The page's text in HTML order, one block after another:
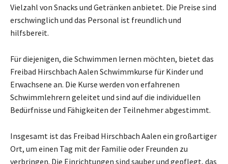
Vielzahl von Snacks und Getränken anbietet. Die Preise sind
erschwinglich und das Personal ist freundlich und
hilfsbereit.
Für diejenigen, die Schwimmen lernen möchten, bietet das
Freibad Hirschbach Aalen Schwimmkurse für Kinder und
Erwachsene an. Die Kurse werden von erfahrenen
Schwimmlehrern geleitet und sind auf die individuellen
Bedürfnisse und Fähigkeiten der Teilnehmer abgestimmt.
Insgesamt ist das Freibad Hirschbach Aalen ein großartiger
Ort, um einen Tag mit der Familie oder Freunden zu
verbringen. Die Einrichtungen sind sauber und gepflegt, das